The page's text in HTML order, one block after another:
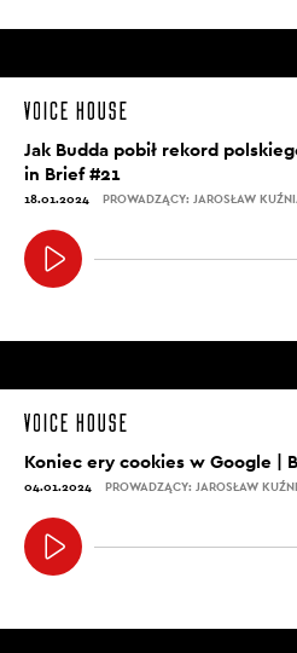
Jak Budda pobił rekord
in Brief #21
18.01.2024 PROWADZĄCY: JAROSŁAW
Koniec ery cookies w Google |
04.01.2024 PROWADZĄCY: JAROSŁAW